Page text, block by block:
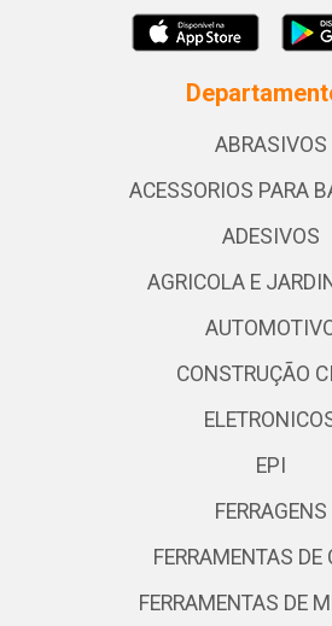
ABRASIVOS
ACESSORIOS PARA
ADESIVOS
AGRICOLA E
CONSTRUÇÃO
EPI
FERRAGENS
FERRAMENTAS DE
FERRAMENTAS DE